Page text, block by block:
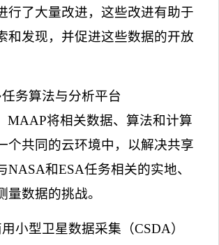
行了大量改进，这些改进有助于
和发现，并促进这些数据的开放
务算法与分析平台
MAAP将相关数据、算法和计算
个共同的云环境中，以解决共享
NASA和ESA任务相关的实地、
量数据的挑战。
用小型卫星数据采集（CSDA）